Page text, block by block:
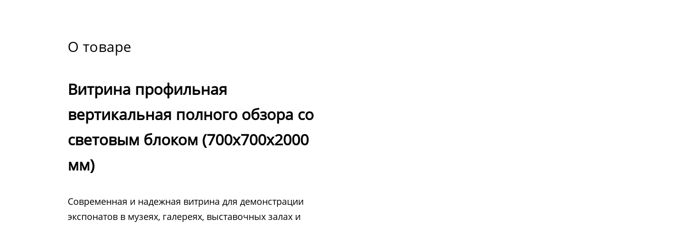
О товаре
Витрина профильная
вертикальная полного обзора со
световым блоком (700х700х2000
мм)
Современная и надежная витрина для демонстрации
экспонатов в музеях, галереях, выставочных залах и